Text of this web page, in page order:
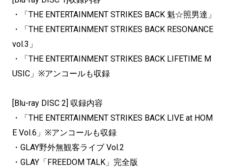
・「THE ENTERTAINMENT STRIKES BACK 魁☆照男達」
・「THE ENTERTAINMENT STRIKES BACK RESONANCE
vol.3」
・「THE ENTERTAINMENT STRIKES BACK LIFETIME M
USIC」※アンコールも収録
[Blu-ray DISC 2] 収録内容
・「THE ENTERTAINMENT STRIKES BACK LIVE at HOM
E Vol.6」※アンコールも収録
・GLAY野外無観客ライブ Vol.2
・GLAY「FREEDOM TALK」完全版